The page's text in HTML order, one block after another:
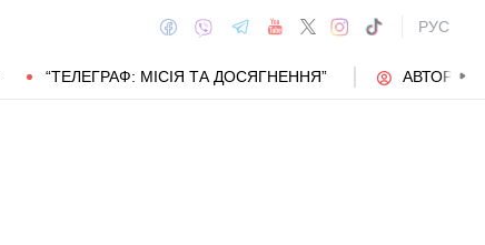
РУС
“ТЕЛЕГРАФ: МІСІЯ ТА ДОСЯГНЕННЯ” АВТОРИ